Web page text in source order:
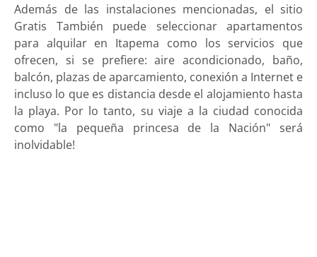
Además de las instalaciones mencionadas, el sitio
Gratis También puede seleccionar apartamentos
para alquilar en Itapema como los servicios que
ofrecen, si se prefiere: aire acondicionado, baño,
balcón, plazas de aparcamiento, conexión a Internet e
incluso lo que es distancia desde el alojamiento hasta
la playa. Por lo tanto, su viaje a la ciudad conocida
como "la pequeña princesa de la Nación" será
inolvidable!